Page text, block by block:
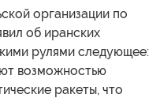
организации по
об иранских
рулями следующее:
возможностью
ракеты, что